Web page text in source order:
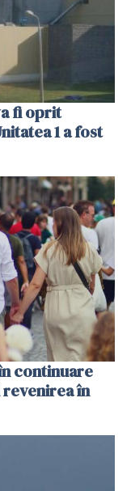
fi oprit
1 a fost
continuare
revenirea în